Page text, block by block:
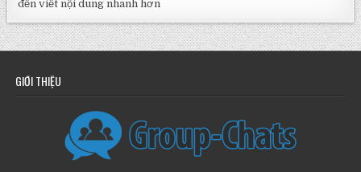
đến viết nội dung nhanh hơn
GIỚI THIỆU